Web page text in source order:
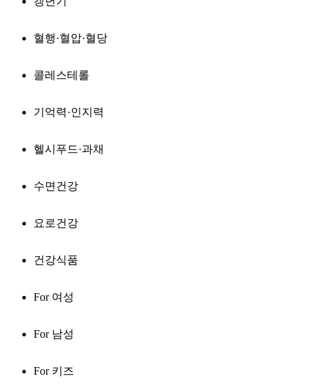
혈행·혈압·혈당
콜레스테롤
기억력·인지력
헬시푸드·과채
수면건강
요로건강
건강식품
For 여성
For 남성
For 키즈